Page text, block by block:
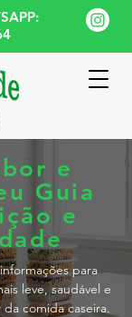
e
Guia
e
para
leve, saudável e
comida caseira.